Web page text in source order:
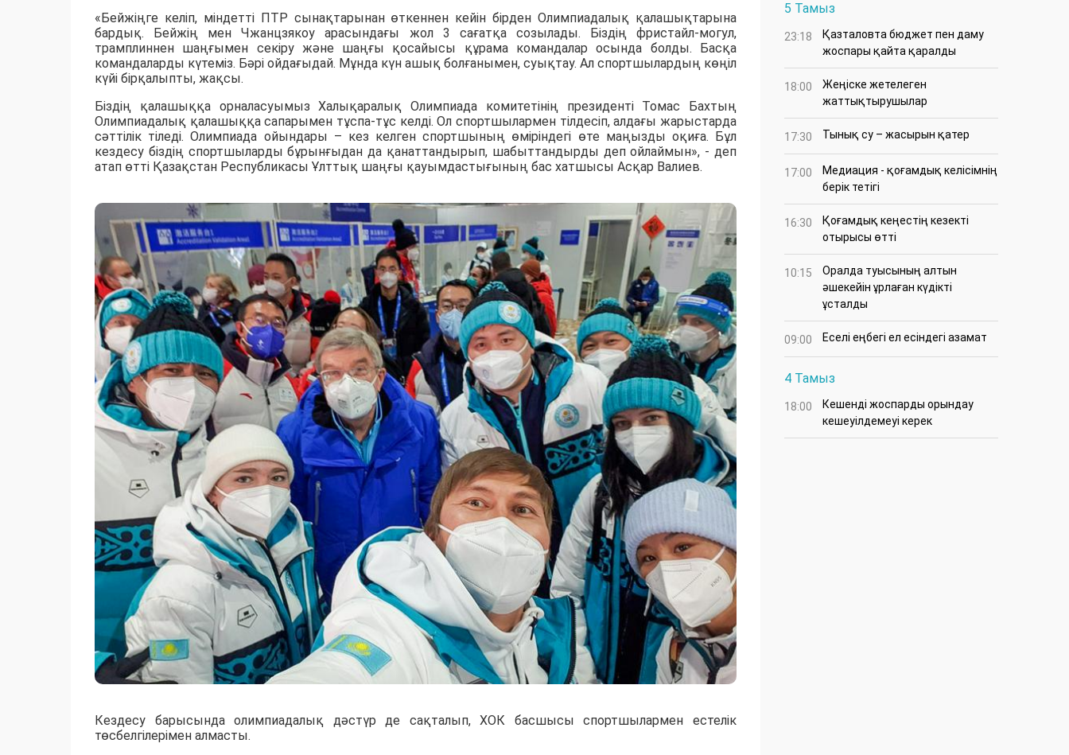
«Бейжіңге келіп, міндетті ПТР сынақтарынан өткеннен кейін бірден Олимпиадалық қалашықтарына
бардық. Бейжің мен Чжанцзякоу арасындағы жол 3 сағатқа созылады. Біздің фристайл-могул,
трамплиннен шаңғымен секіру және шаңғы қосайысы құрама командалар осында болды. Басқа
командаларды күтеміз. Бәрі ойдағыдай. Мұнда күн ашық болғанымен, суықтау. Ал спортшылардың көңіл
күйі бірқалыпты, жақсы.
Біздің қалашыққа орналасуымыз Халықаралық Олимпиада комитетінің президенті Томас Бахтың
Олимпиадалық қалашыққа сапарымен тұспа-тұс келді. Ол спортшылармен тілдесіп, алдағы жарыстарда
сәттілік тіледі. Олимпиада ойындары – кез келген спортшының өміріндегі өте маңызды оқиға. Бұл
кездесу біздің спортшыларды бұрынғыдан да қанаттандырып, шабыттандырды деп ойлаймын», - деп
атап өтті Қазақстан Республикасы Ұлттық шаңғы қауымдастығының бас хатшысы Асқар Валиев.
Кездесу барысында олимпиадалық дәстүр де сақталып, ХОК басшысы спортшылармен естелік
төсбелгілерімен алмасты.
5 Тамыз
23:18
Қазталовта бюджет пен даму
жоспары қайта қаралды
18:00
Жеңіске жетелеген
жаттықтырушылар
17:30 Тынық су – жасырын қатер
17:00
Медиация - қоғамдық келісімнің
берік тетігі
16:30
Қоғамдық кеңестің кезекті
отырысы өтті
10:15
Оралда туысының алтын
әшекейін ұрлаған күдікті
ұсталды
09:00 Еселі еңбегі ел есіндегі азамат
4 Тамыз
18:00
Кешенді жоспарды орындау
кешеуілдемеуі керек